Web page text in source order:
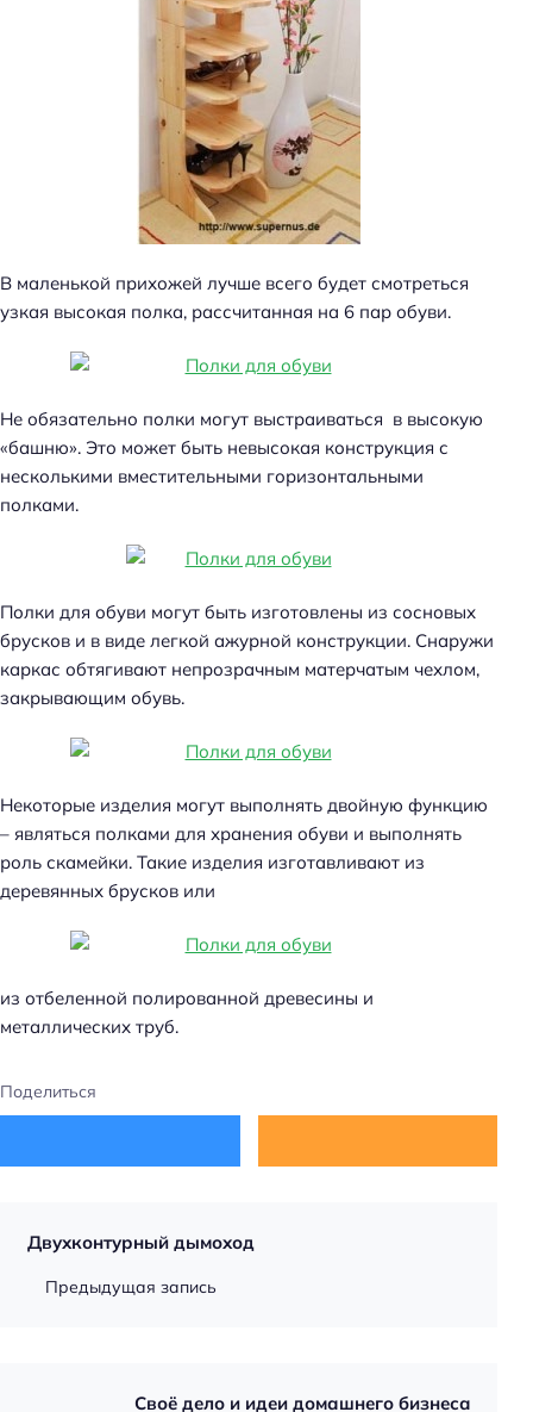
В маленькой прихожей лучше всего будет смотреться
узкая высокая полка, рассчитанная на 6 пар обуви.
Не обязательно полки могут выстраиваться в высокую
«башню». Это может быть невысокая конструкция с
несколькими вместительными горизонтальными
полками.
Полки для обуви могут быть изготовлены из сосновых
брусков и в виде легкой ажурной конструкции. Снаружи
каркас обтягивают непрозрачным матерчатым чехлом,
закрывающим обувь.
Некоторые изделия могут выполнять двойную функцию
– являться полками для хранения обуви и выполнять
роль скамейки. Такие изделия изготавливают из
деревянных брусков или
из отбеленной полированной древесины и
металлических труб.
Поделиться
Двухконтурный дымоход
Предыдущая запись
Своё дело и идеи домашнего бизнеса